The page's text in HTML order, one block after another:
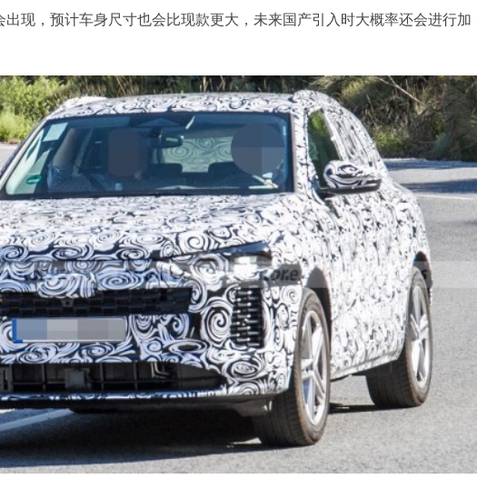
现，预计车身尺寸也会比现款更大，未来国产引入时大概率还会进行加